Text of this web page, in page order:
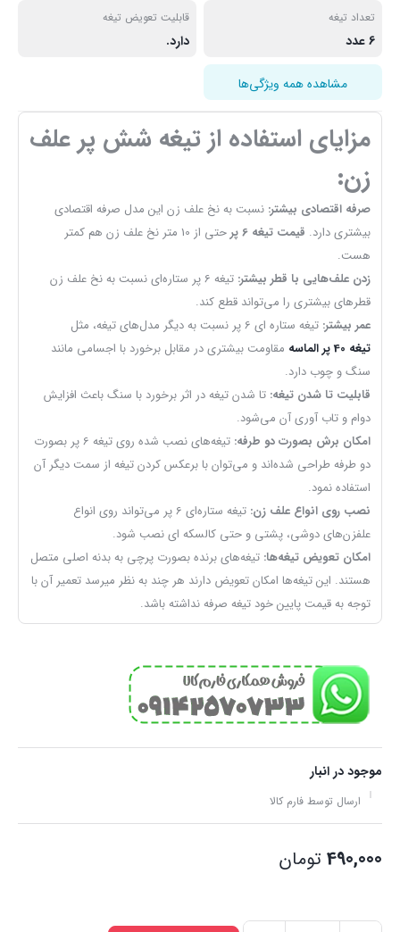
تعداد تیغه
6 عدد
قابلیت تعویض تیغه
دارد.
مشاهده همه ویژگی‌ها
مزایای استفاده از تیغه شش پر علف
زن:
صرفه اقتصادی بیشتر: نسبت به نخ علف زن این مدل صرفه اقتصادی
بیشتری دارد. قیمت تیغه 6 پر
حتی از 10 متر نخ علف زن هم کمتر
هست.
زدن علف‌هایی با قطر بیشتر:
تیغه 6 پر ستاره‌ای نسبت به نخ علف زن
قطرهای بیشتری را می‌تواند قطع کند.
عمر بیشتر: تیغه ستاره ای 6 پر نسبت به دیگر مدل‌های تیغه، مثل
تیغه 40 پر الماسه
مقاومت بیشتری در مقابل برخورد با اجسامی مانند
سنگ و چوب دارد.
قابلیت تا شدن تیغه: تا شدن تیغه در اثر برخورد با سنگ باعث افزایش
دوام و تاب آوری آن می‌شود.
امکان برش بصورت دو طرفه:
تیغه‌های نصب شده روی تیغه 6 پر بصورت
دو طرفه طراحی شده‌اند و می‌توان با برعکس کردن تیغه از سمت دیگر آن
استفاده نمود.
نصب روی انواع علف زن:
تیغه ستاره‌ای 6 پر می‌تواند روی انواع
علفزن‌های دوشی، پشتی و حتی کالسکه ای نصب شود.
امکان تعویض تیغه‌ها: تیغه‌های برنده بصورت پرچی به بدنه اصلی متصل
هستند. این تیغه‌ها امکان تعویض دارند هر چند به نظر میرسد تعمیر آن با
توجه به قیمت پایین خود تیغه صرفه نداشته باشد.
موجود در انبار
ارسال توسط فارم کالا
490,000 تومان